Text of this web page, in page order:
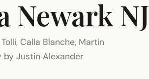
Newark NJ
Calla Blanche, Martin
by Justin Alexander